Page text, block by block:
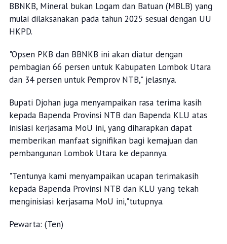
BBNKB, Mineral bukan Logam dan Batuan (MBLB) yang
mulai dilaksanakan pada tahun 2025 sesuai dengan UU
HKPD.
"Opsen PKB dan BBNKB ini akan diatur dengan
pembagian 66 persen untuk Kabupaten Lombok Utara
dan 34 persen untuk Pemprov NTB," jelasnya.
Bupati Djohan juga menyampaikan rasa terima kasih
kepada Bapenda Provinsi NTB dan Bapenda KLU atas
inisiasi kerjasama MoU ini, yang diharapkan dapat
memberikan manfaat signifikan bagi kemajuan dan
pembangunan Lombok Utara ke depannya.
"Tentunya kami menyampaikan ucapan terimakasih
kepada Bapenda Provinsi NTB dan KLU yang tekah
menginisiasi kerjasama MoU ini,"tutupnya.
Pewarta: (Ten)